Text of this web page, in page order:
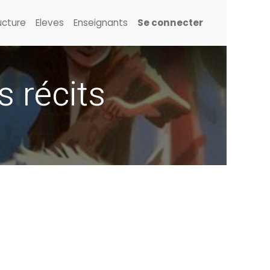
Eleves Enseignants Se connecter
récits